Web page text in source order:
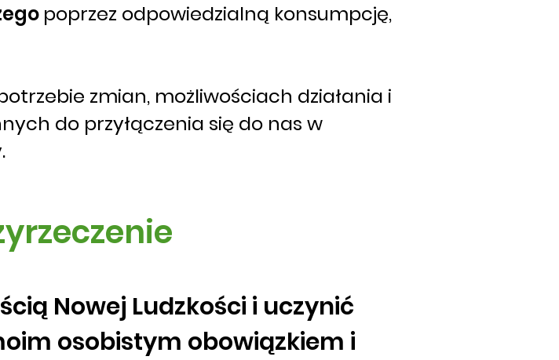
poprzez odpowiedzialną konsumpcję,
zmian, możliwościach działania i
do przyłączenia się do nas w
Nowej Ludzkości i uczynić
osobistym obowiązkiem i